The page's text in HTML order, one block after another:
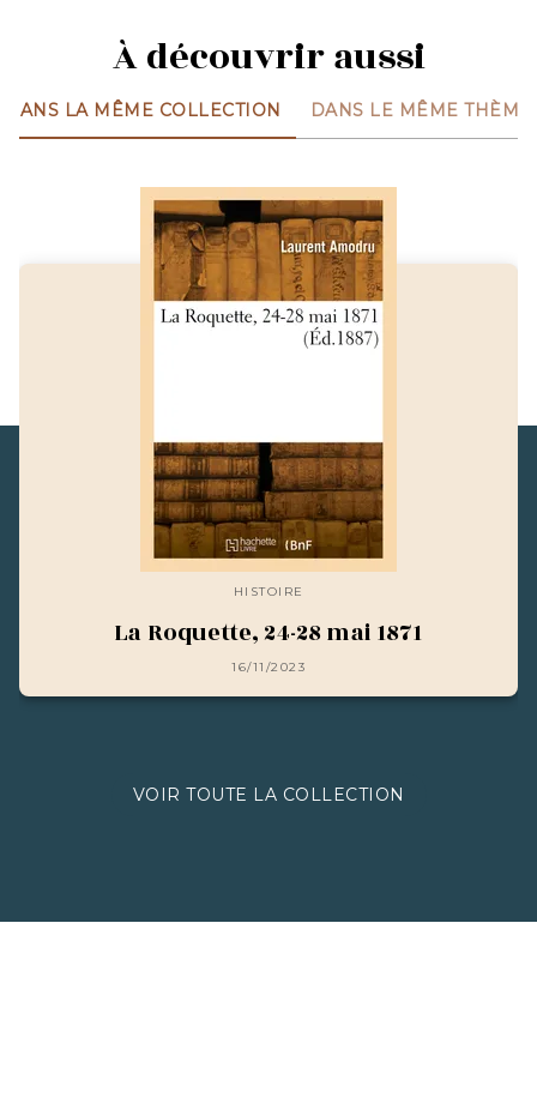
À découvrir aussi
DANS LA MÊME COLLECTION DANS LE MÊME THÈME
HISTOIRE
La Roquette, 24-28 mai 1871
16/11/2023
VOIR TOUTE LA COLLECTION